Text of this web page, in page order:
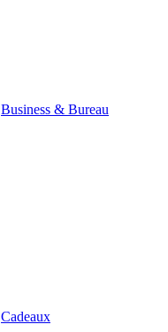
Business & Bureau
Cadeaux